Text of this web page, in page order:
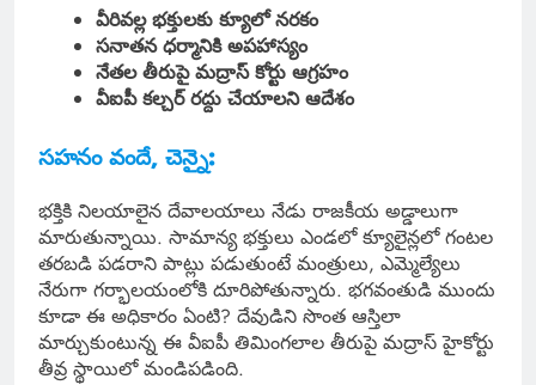
వీరివల్ల భక్తులకు క్యూలో నరకం
సనాతన ధర్మానికి అపహాస్యం
నేతల తీరుపై మద్రాస్ కోర్టు ఆగ్రహం
వీఐపీ కల్చర్ రద్దు చేయాలని ఆదేశం
సహనం వందే, చెన్నై:
భక్తికి నిలయాలైన దేవాలయాలు నేడు రాజకీయ అడ్డాలుగా
మారుతున్నాయి. సామాన్య భక్తులు ఎండలో క్యూలైన్లలో గంటల
తరబడి పడరాని పాట్లు పడుతుంటే మంత్రులు, ఎమ్మెల్యేలు
నేరుగా గర్భాలయంలోకి దూరిపోతున్నారు. భగవంతుడి ముందు
కూడా ఈ అధికారం ఏంటి? దేవుడిని సొంత ఆస్తిలా
మార్చుకుంటున్న ఈ వీఐపీ తిమింగలాల తీరుపై మద్రాస్ హైకోర్టు
తీవ్ర స్థాయిలో మండిపడింది.